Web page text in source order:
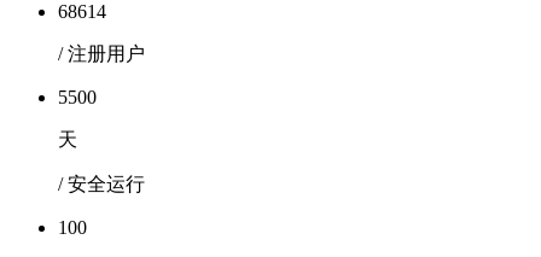
68614
/ 注册用户
5500
天
/ 安全运行
100